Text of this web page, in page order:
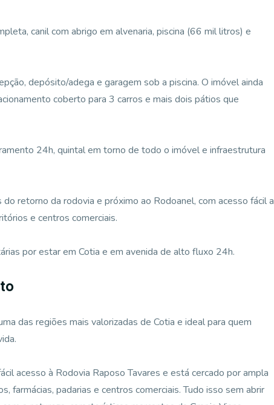
canil com abrigo em alvenaria, piscina (66 mil litros) e
depósito/adega e garagem sob a piscina. O imóvel ainda
coberto para 3 carros e mais dois pátios que
24h, quintal em torno de todo o imóvel e infraestrutura
retorno da rodovia e próximo ao Rodoanel, com acesso fácil a
e centros comerciais.
por estar em Cotia e em avenida de alto fluxo 24h.
das regiões mais valorizadas de Cotia e ideal para quem
acesso à Rodovia Raposo Tavares e está cercado por ampla
farmácias, padarias e centros comerciais. Tudo isso sem abrir